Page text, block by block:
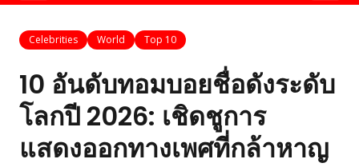
Celebrities World Top 10
10 อันดับทอมบอยชื่อดังระดับ
โลกปี 2026: เชิดชูการ
แสดงออกทางเพศที่กล้าหาญ